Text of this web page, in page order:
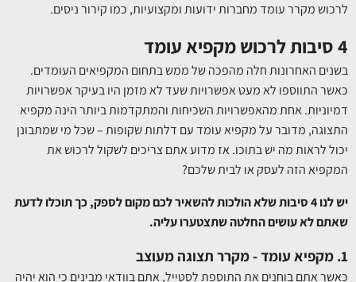
לרכוש מקרר עומד מחברות ידועות ומקצועיות, כמו קירור ניסים.
4 סיבות לרכוש מקפיא עומד
בשנים האחרונות חלה מהפכה של ממש בתחום המקפיאים העומדים.
כאשר התווספו לא מעט אפשרויות שעד לא מזמן היו בעיקר אפשרויות
דמיוניות. אחת מהאפשרויות השכיחות והמתקדמות ביותר הינה מקפיא
התצוגה, מדובר על מקפיא עומד עם דלתות שקופות – שכל מי שמתבונן
יכול לראות מה יש בתוכו. אז מדוע אתם צריכים לשקול לרכוש את
המקפיא הזה לעסק או לבית שלכם?
יש לנו 4 סיבות שלא הולכות להשאיר לכם מקום לספק, כך תוכלו לדעת
שאתם לא עושים החלטה שתצטערו עליה.
1. מקפיא עומד - מקרר תצוגה מעוצב
כאשר אתם בוחנים את התוספת לסטייל, אתם בוודאי מבינים כי הוא יהיה